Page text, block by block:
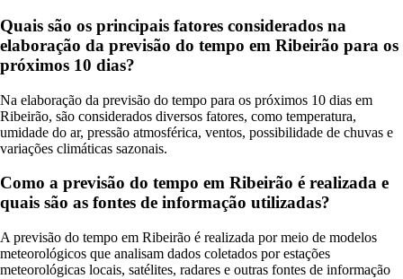
Quais são os principais fatores considerados na
elaboração da previsão do tempo em Ribeirão para os
próximos 10 dias?
Na elaboração da previsão do tempo para os próximos 10 dias em
Ribeirão, são considerados diversos fatores, como temperatura,
umidade do ar, pressão atmosférica, ventos, possibilidade de chuvas e
variações climáticas sazonais.
Como a previsão do tempo em Ribeirão é realizada e
quais são as fontes de informação utilizadas?
A previsão do tempo em Ribeirão é realizada por meio de modelos
meteorológicos que analisam dados coletados por estações
meteorológicas locais, satélites, radares e outras fontes de informação